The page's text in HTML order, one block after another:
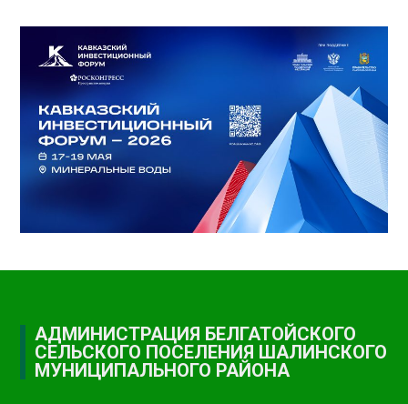
АДМИНИСТРАЦИЯ БЕЛГАТОЙСКОГО
СЕЛЬСКОГО ПОСЕЛЕНИЯ ШАЛИНСКОГО
МУНИЦИПАЛЬНОГО РАЙОНА